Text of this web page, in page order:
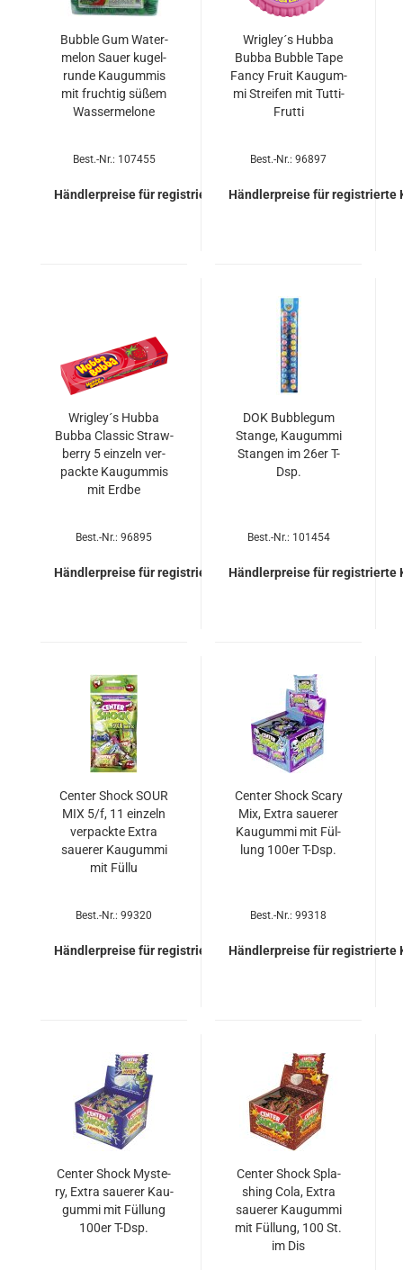
Bub­ble Gum Wa­ter­
me­lon Sauer ku­gel­
run­de Kau­gum­mis
mit fruch­tig süßem
Was­ser­me­lo­ne
Best.-Nr.: 107455
Händlerpreise für registrierte Kunden
Wri­gley´s Hubba
Bubba Bub­ble Tape
Fancy Fruit Kau­gum­
mi Strei­fen mit Tutti-​​
Frut­ti
Best.-Nr.: 96897
Händlerpreise für registrierte
Wri­gley´s Hubba
Bubba Clas­sic Straw­
ber­ry 5 ein­zeln ver­
pack­te Kau­gum­mis
mit Erdbe
Best.-Nr.: 96895
Händlerpreise für registrierte Kunden
DOK Bub­ble­gum
Stan­ge, Kau­gum­mi
Stan­gen im 26er T-
Dsp.
Best.-Nr.: 101454
Händlerpreise für registrierte
Cen­ter Shock SOUR
MIX 5/f, 11 ein­zeln
ver­pack­te Extra
saue­rer Kau­gum­mi
mit Füllu
Best.-Nr.: 99320
Händlerpreise für registrierte Kunden
Cen­ter Shock Scary
Mix, Extra saue­rer
Kau­gum­mi mit Fül­
lung 100er T-Dsp.
Best.-Nr.: 99318
Händlerpreise für registrierte
Cen­ter Shock Mys­te­
ry, Extra saue­rer Kau­
gum­mi mit Fül­lung
100er T-Dsp.
Cen­ter Shock Spla­
shing Cola, Extra
saue­rer Kau­gum­mi
mit Fül­lung, 100 St.
im Dis